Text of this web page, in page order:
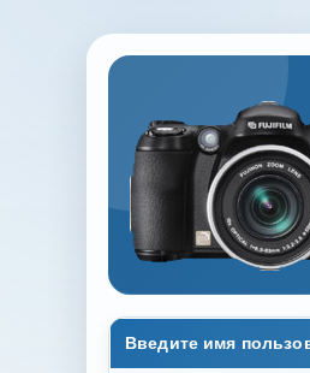
Введите имя